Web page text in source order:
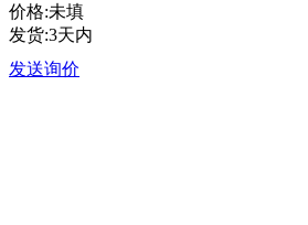
价格:未填
发货:3天内
发送询价